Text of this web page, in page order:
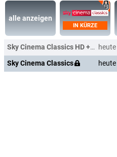
alle anzeigen
IN KÜRZE
Sky Cinema Classics HD +24 heute
Sky Cinema Classics
heute